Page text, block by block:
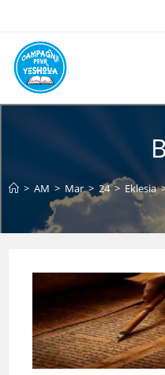
content
> AM > Mar > 24 > Eklesia